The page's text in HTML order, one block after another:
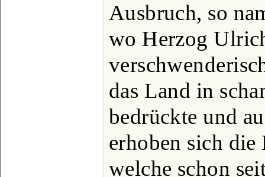
Ausbruch, so
wo Herzog
das Land in
bedrückte und
erhoben sich die
welche schon